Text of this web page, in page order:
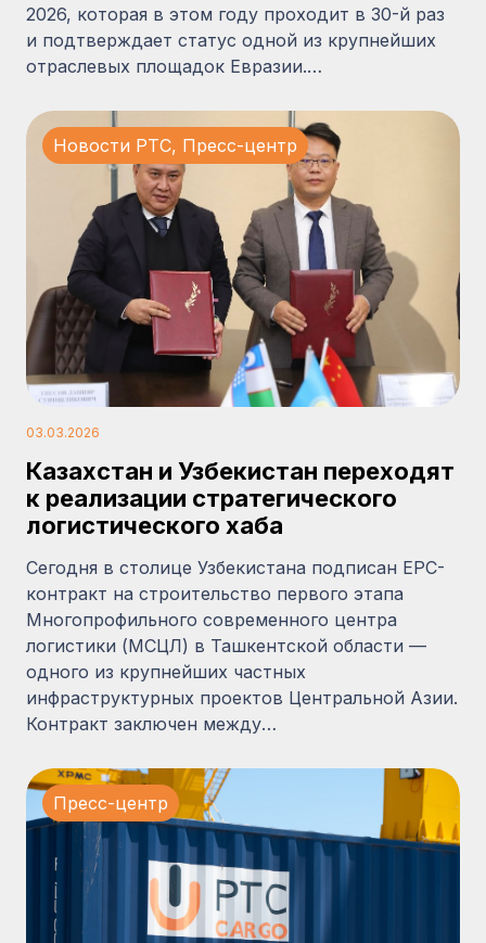
2026, которая в этом году проходит в 30-й раз
и подтверждает статус одной из крупнейших
отраслевых площадок Евразии.…
03.03.2026
Казахстан и Узбекистан переходят
к реализации стратегического
логистического хаба
Сегодня в столице Узбекистана подписан EPC-
контракт на строительство первого этапа
Многопрофильного современного центра
логистики (МСЦЛ) в Ташкентской области —
одного из крупнейших частных
инфраструктурных проектов Центральной Азии.
Контракт заключен между…
Новости PTC, Пресс-центр
Пресс-центр